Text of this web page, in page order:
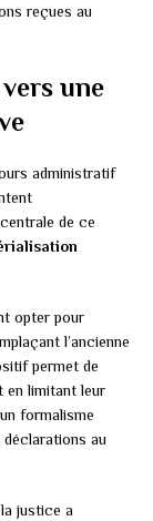
reçues au
une
administratif
de ce
opter pour
l’ancienne
permet de
en limitant leur
formalisme
déclarations au
justice a